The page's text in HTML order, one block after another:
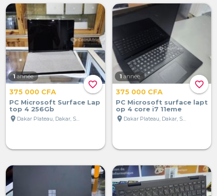
favorite_border
1 année
375 000 CFA
PC Microsoft Surface Lap
top 4 256Gb
location_on
Dakar Plateau, Dakar, Sénégal
favorite_border
1 année
375 000 CFA
PC Microsoft surface lapt
op 4 core i7 11eme
location_on
Dakar Plateau, Dakar, Sénégal